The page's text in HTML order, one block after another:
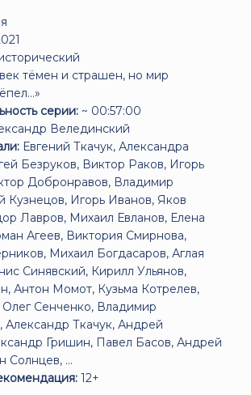
тёмен и страшен, но мир
серии: ~ 00:57:00
Велединский
Евгений Ткачук, Александра
Безруков, Виктор Раков, Игорь
Добронравов, Владимир
Кузнецов, Игорь Иванов, Яков
Лавров, Михаил Евланов, Елена
Агеев, Виктория Смирнова,
Михаил Богдасаров, Аглая
Синявский, Кирилл Ульянов,
Антон Момот, Кузьма Котрелев,
Олег Сенченко, Владимир
Ткачук, Андрей
Гришин, Павел Басов, Андрей
Солнцев, ...
12+